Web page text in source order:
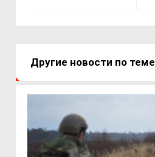
Другие новости по теме